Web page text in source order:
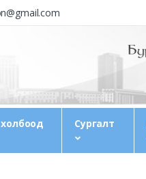
Сургалт